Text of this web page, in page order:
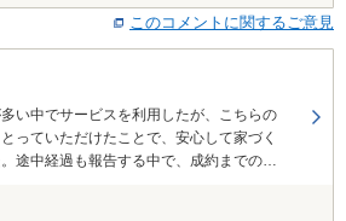
このコメントに関するご意見
い中でサービスを利用したが、こちらの
っていただけたことで、安心して家づく
途中経過も報告する中で、成約までの見
りがとうございました。